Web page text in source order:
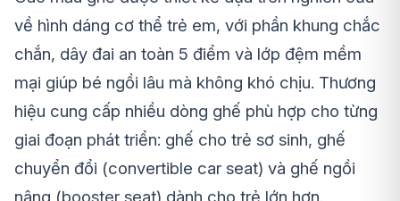
về hình dáng cơ thể trẻ em, với phần khung chắc
chắn, dây đai an toàn 5 điểm và lớp đệm mềm
mại giúp bé ngồi lâu mà không khó chịu. Thương
hiệu cung cấp nhiều dòng ghế phù hợp cho từng
giai đoạn phát triển: ghế cho trẻ sơ sinh, ghế
chuyển đổi (convertible car seat) và ghế ngồi